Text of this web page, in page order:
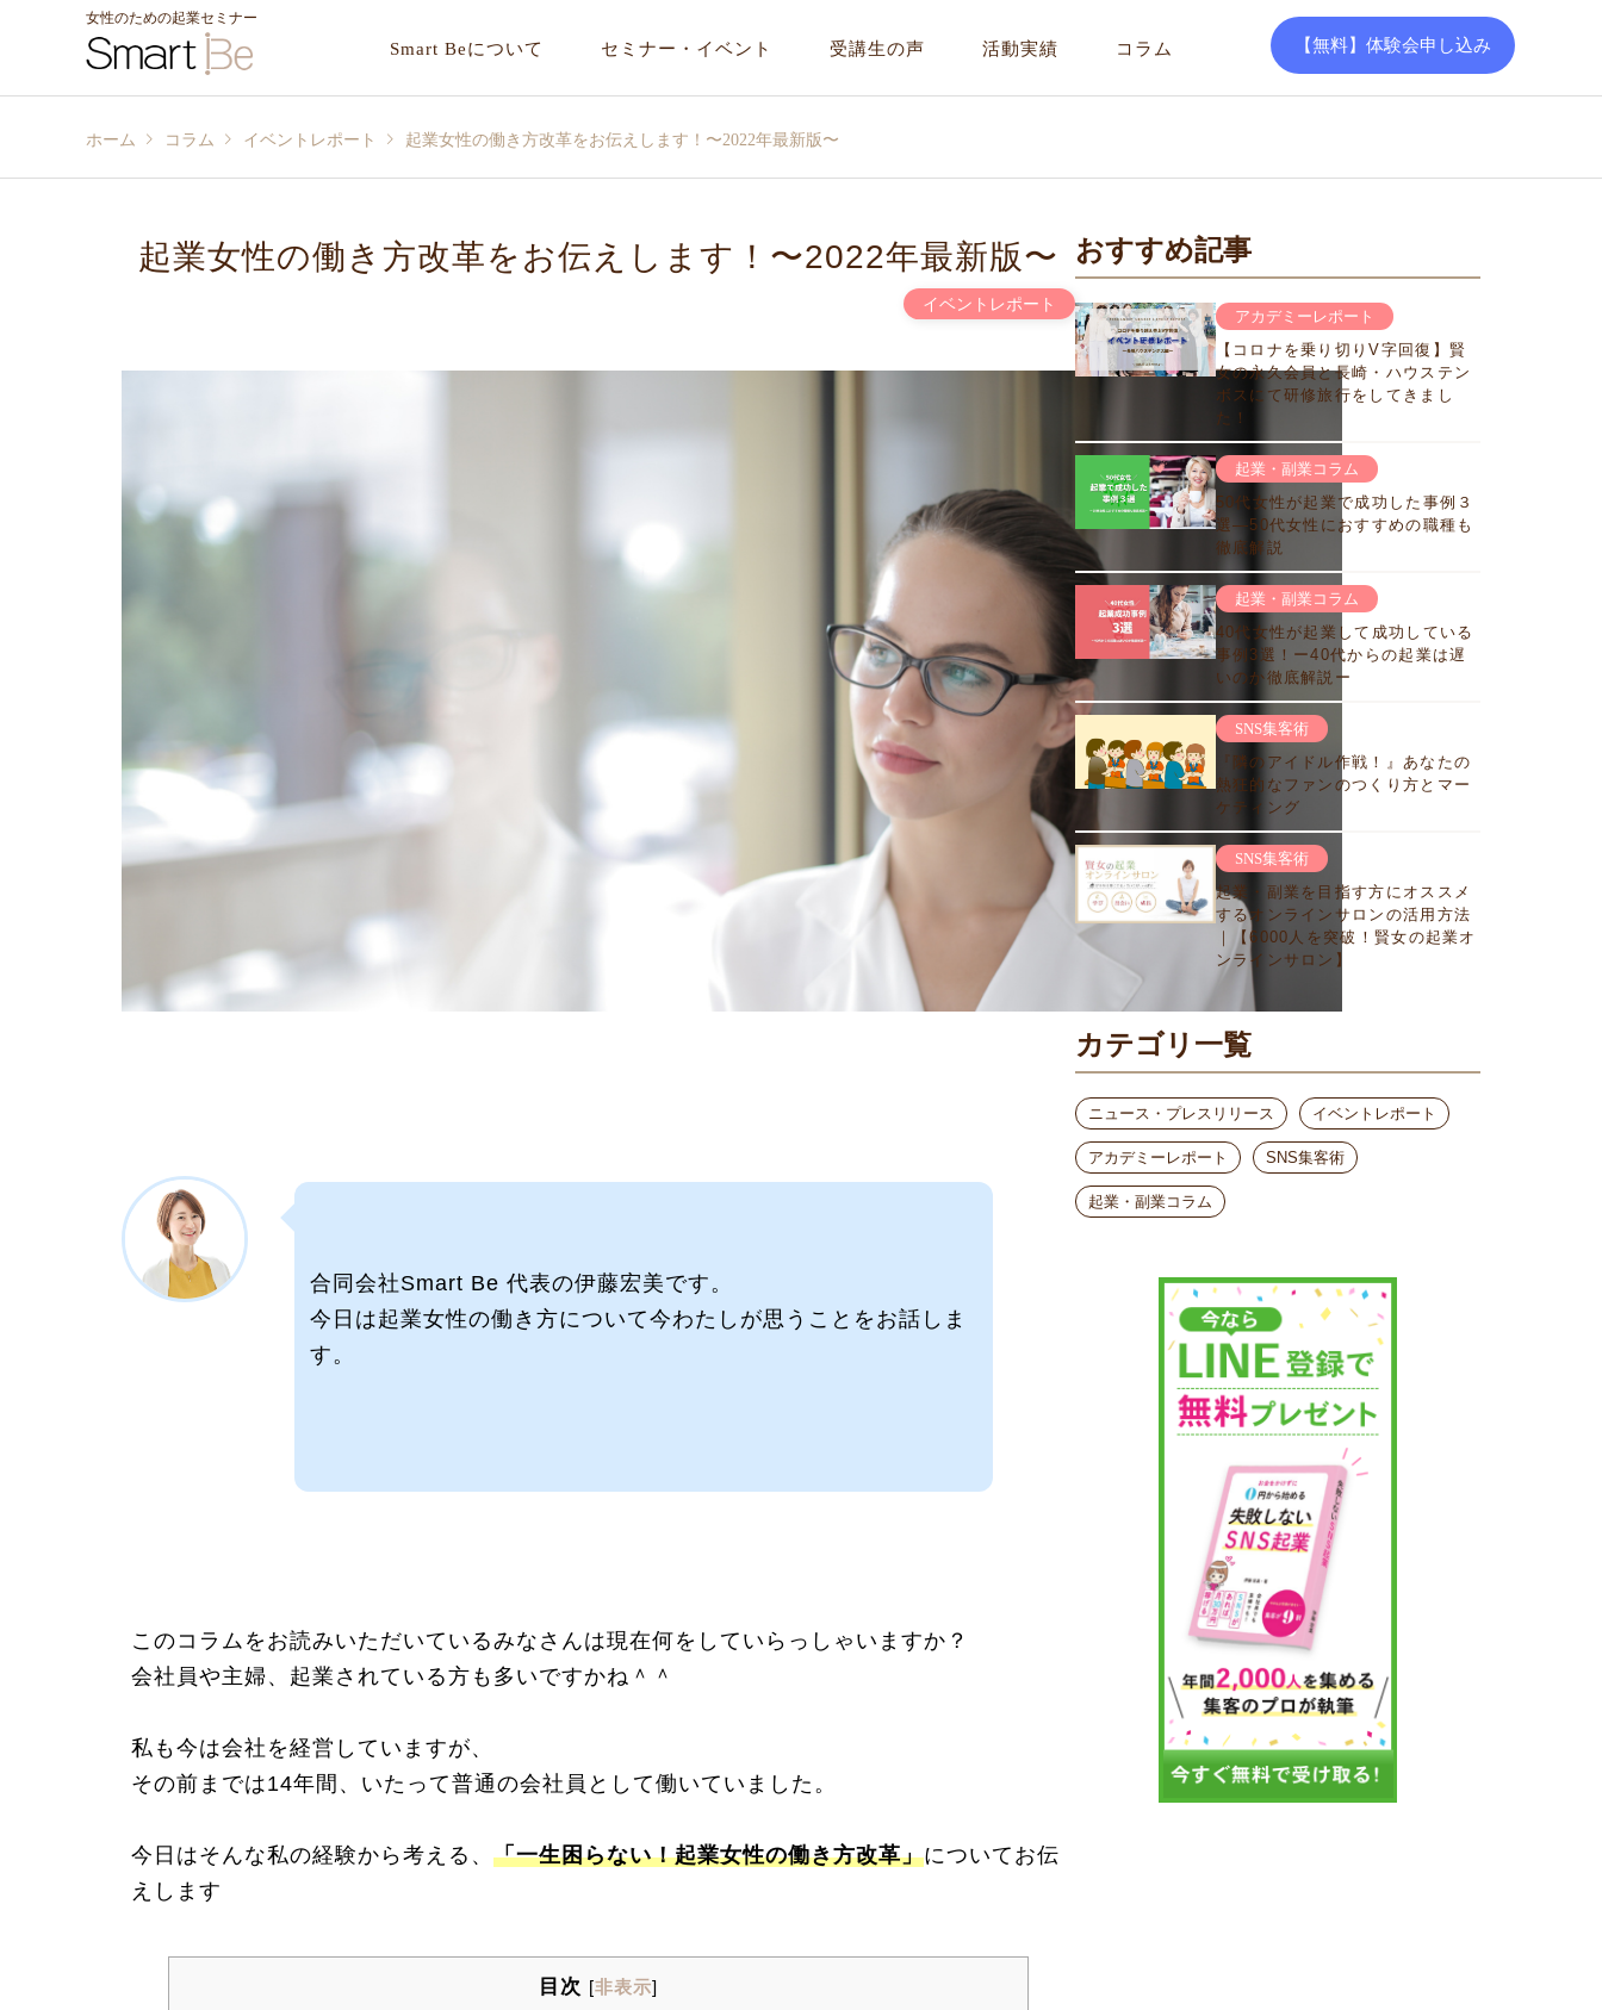
女性のための起業セミナー
Smart Beについて セミナー・イベント 受講生の声 活動実績 コラム 【無料】体験会申し込み
ホーム コラム イベントレポート 起業女性の働き方改革をお伝えします！〜2022年最新版〜
起業女性の働き方改革をお伝えします！〜2022年最新版〜
イベントレポート
合同会社Smart Be 代表の伊藤宏美です。
今日は起業女性の働き方について今わたしが思うことをお話しま
す。
このコラムをお読みいただいているみなさんは現在何をしていらっしゃいますか？
会社員や主婦、起業されている方も多いですかね＾＾
私も今は会社を経営していますが、
その前までは14年間、いたって普通の会社員として働いていました。
今日はそんな私の経験から考える、 「一生困らない！起業女性の働き方改革」についてお伝
えします
目次 [非表示]
おすすめ記事
アカデミーレポート
【コロナを乗り切りV字回復】賢
女の永久会員と長崎・ハウステン
ボスにて研修旅行をしてきまし
た！
起業・副業コラム
50代女性が起業で成功した事例３
選―50代女性におすすめの職種も
徹底解説
起業・副業コラム
40代女性が起業して成功している
事例3選！ー40代からの起業は遅
いのか徹底解説ー
SNS集客術
『隣のアイドル作戦！』あなたの
熱狂的なファンのつくり方とマー
ケティング
SNS集客術
起業・副業を目指す方にオススメ
するオンラインサロンの活用方法
｜【6000人を突破！賢女の起業オ
ンラインサロン】
カテゴリ一覧
ニュース・プレスリリース イベントレポート
アカデミーレポート SNS集客術
起業・副業コラム